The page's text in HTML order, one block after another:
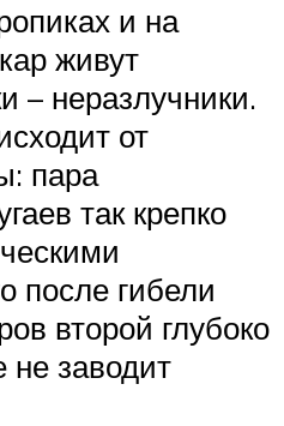
и на
живут
– неразлучники.
от
пара
так крепко
после гибели
второй глубоко
не заводит